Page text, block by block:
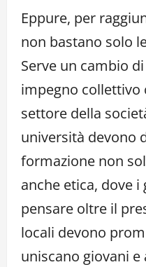
Eppure, per
non bastano solo
Serve un cambio
impegno collettivo
settore della
università devono
formazione non
anche etica, dove
pensare oltre il
locali devono
uniscano giovani